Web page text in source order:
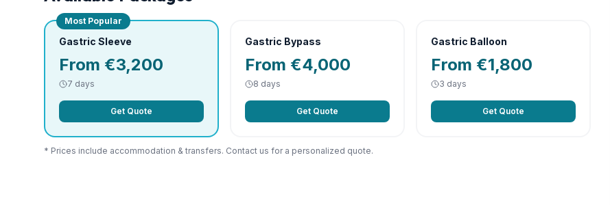
Most Popular
Gastric Sleeve
From €3,200
7 days
Get Quote
Gastric Bypass
From €4,000
8 days
Get Quote
Gastric Balloon
From €1,800
3 days
Get Quote
* Prices include accommodation & transfers. Contact us for a personalized quote.